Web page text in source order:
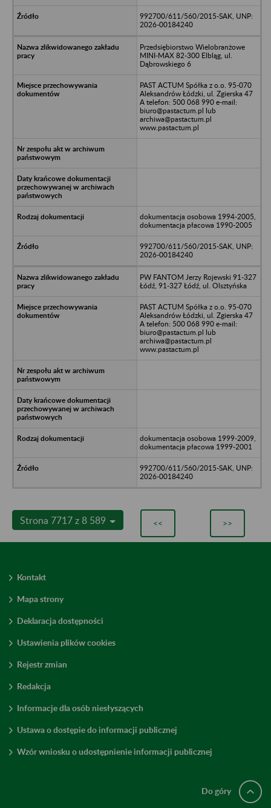
992700/611/560/2015-SAK, UNP:
2026-00184240
Przedsiębiorstwo Wielobranżowe
MINI-MAX 82-300 Elbląg, ul.
Dąbrowskiego 6
PAST ACTUM Spółka z o.o. 95-070
Aleksandrów Łódzki, ul. Zgierska 47
A telefon: 500 068 990 e-mail:
biuro@pastactum.pl lub
archiwa@pastactum.pl
www.pastactum.pl
dokumentacja osobowa 1994-2005,
dokumentacja płacowa 1990-2005
992700/611/560/2015-SAK, UNP:
2026-00184240
PW FANTOM Jerzy Rojewski 91-327
Łódź, 91-327 Łódź, ul. Olsztyńska
PAST ACTUM Spółka z o.o. 95-070
Aleksandrów Łódzki, ul. Zgierska 47
A telefon: 500 068 990 e-mail:
biuro@pastactum.pl lub
archiwa@pastactum.pl
www.pastactum.pl
dokumentacja osobowa 1999-2009,
dokumentacja płacowa 1999-2001
992700/611/560/2015-SAK, UNP:
2026-00184240
Strona 7717 z 8 589 << >>
Kontakt
Mapa strony
Deklaracja dostępności
Ustawienia plików cookies
Rejestr zmian
Redakcja
Informacje dla osób niesłyszących
Ustawa o dostępie do informacji publicznej
Wzór wniosku o udostępnienie informacji publicznej
Do góry